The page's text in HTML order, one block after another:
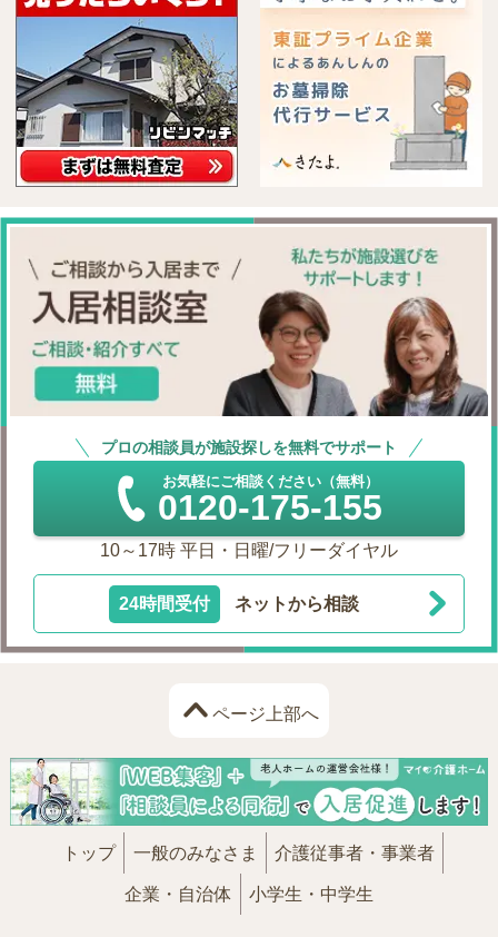
プロの相談員が施設探しを無料でサポート
お気軽にご相談ください（無料）
0120-175-155
10～17時 平日・日曜/フリーダイヤル
24時間受付 ネットから相談
ページ上部へ
トップ 一般のみなさま 介護従事者・事業者
企業・自治体 小学生・中学生